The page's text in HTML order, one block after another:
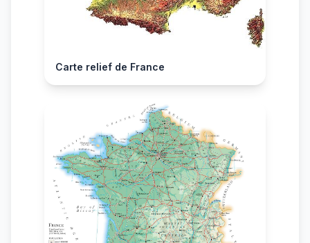
Carte relief de France